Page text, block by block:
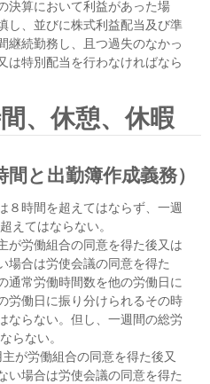
決算において利益があった場
し、並びに株式利益配当及び準
継続勤務し、且つ過失のなかっ
は特別配当を行わなければなら
、休憩、休暇
と出勤簿作成義務）
８時間を超えてはならず、一週
えてはならない。
が労働組合の同意を得た後又は
場合は労使会議の同意を得た
通常労働時間数を他の労働日に
労働日に振り分けられるその時
ならない。但し、一週間の総労
らない。
が労働組合の同意を得た後又
い場合は労使会議の同意を得た